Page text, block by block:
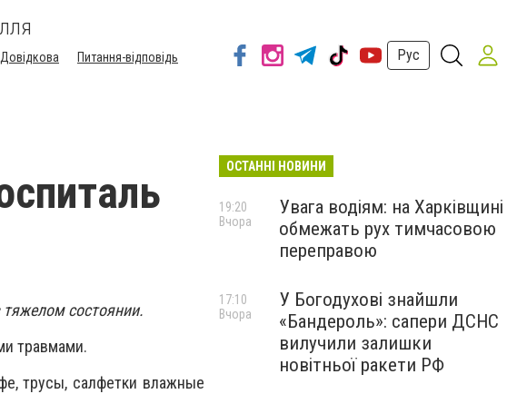
Довідкова
Питання-відповідь
Рус
состоянии.
травмами.
трусы, салфетки влажные
ОСТАННІ НОВИНИ
Увага водіям: на Харківщині
обмежать рух тимчасовою
переправою
19:20
Вчора
У Богодухові знайшли
«Бандероль»: сапери ДСНС
вилучили залишки
новітньої ракети РФ
17:10
Вчора